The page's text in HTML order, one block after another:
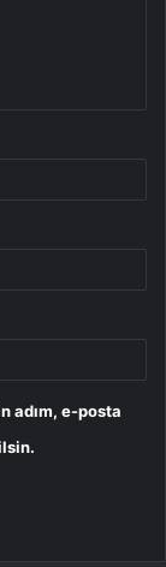
adım, e-posta